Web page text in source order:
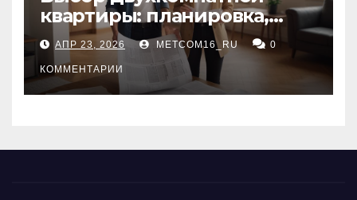
квартиры: планировка,
состояние жилья и
проверка документов
АПР 23, 2026 METCOM16_RU 0
КОММЕНТАРИИ